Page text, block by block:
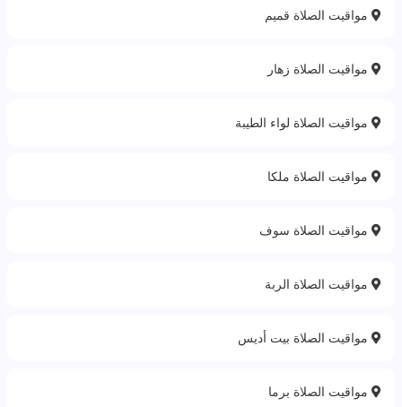
مواقيت الصلاة قميم
مواقيت الصلاة زهار
مواقيت الصلاة لواء الطيبة
مواقيت الصلاة ملكا
مواقيت الصلاة سوف
مواقيت الصلاة الربة‎
مواقيت الصلاة بيت أديس
مواقيت الصلاة برما